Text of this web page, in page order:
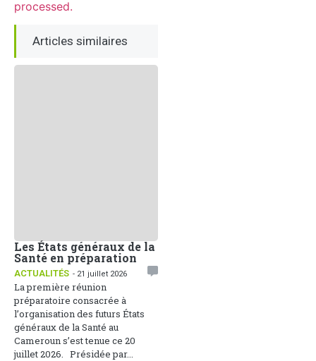
processed.
Articles similaires
Les États généraux de la
Santé en préparation
ACTUALITÉS - 21 juillet 2026
La première réunion
préparatoire consacrée à
l’organisation des futurs États
généraux de la Santé au
Cameroun s’est tenue ce 20
juillet 2026. Présidée par...